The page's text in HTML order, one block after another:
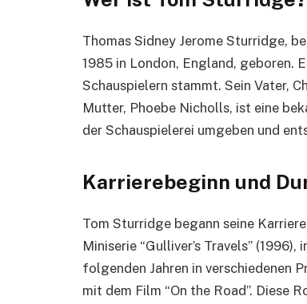
Thomas Sidney Jerome Sturridge,
1985 in London, England, geboren.
Schauspielern stammt. Sein Vater,
Mutter, Phoebe Nicholls, ist eine
der Schauspielerei umgeben und
Karrierebeginn und
Tom Sturridge begann seine
Miniserie “Gulliver’s Travels”
folgenden Jahren in verschiedenen
mit dem Film “On the Road”. Diese